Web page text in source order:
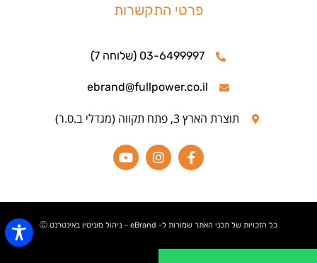
פרטי התקשרות
03-6499997 (שלוחה 7)
ebrand@fullpower.co.il
תוצרת הארץ 3, פתח תקווה (מגדלי ב.ס.ר)
כל הזכויות של תכני האתר שמורות ל- eBrand – ניהול מוניטין באינטרנט Ⓒ